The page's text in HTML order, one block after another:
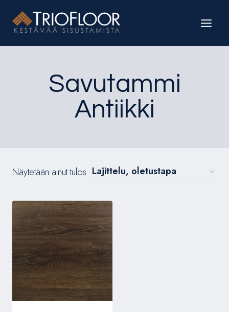
sisältöön
Savutammi
Antiikki
Näytetään ainut tulos